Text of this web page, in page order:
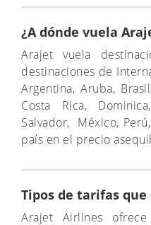
¿A dónde vuela
Arajet vuela
destinaciones de
Argentina, Aruba,
Costa Rica,
Salvador, México,
país en el precio
Tipos de tarifas
Arajet Airlines